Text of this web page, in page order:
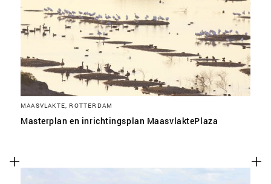
MAASVLAKTE, ROTTERDAM
Masterplan en inrichtingsplan MaasvlaktePlaza